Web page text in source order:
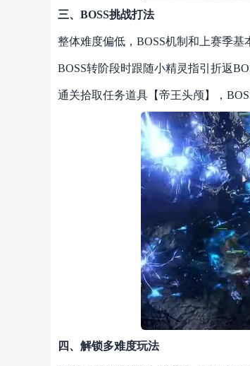
三、BOSS挑战打法
整体难度偏低，BOSS机制和上赛季基
BOSS转阶段时跟随小精灵指引折返
通关拾取任务道具【帝王头颅】，
四、解锁多难度玩法